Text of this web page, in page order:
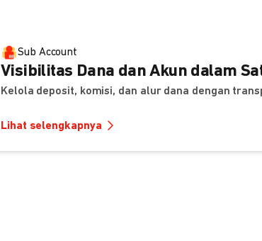
Sub Account
Visibilitas Dana dan Akun dalam
Kelola deposit, komisi, dan alur dana dengan
Lihat selengkapnya